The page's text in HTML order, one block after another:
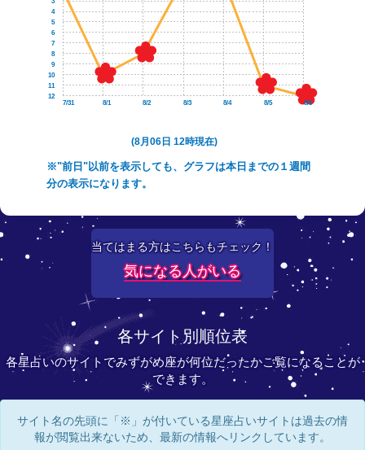
7/31 8/1 8/2 8/3 8/4 8/5 8/6
12
11
10
9
8
7
6
5
4
(8月06日 12時現在)
※"前日"以前を表示しても、グラフは本日までの１週間
分の表示になります。
当てはまる方はこちらもチェック！
気になる人がいる
各サイト別順位表
各星占いのサイトでみずがめ座が何位だったかご覧になることが
できます。
サイト名の先頭に「※」が付いている星座占いサイトは過去の情
報が閲覧出来ないため、最新の情報へリンクしています。